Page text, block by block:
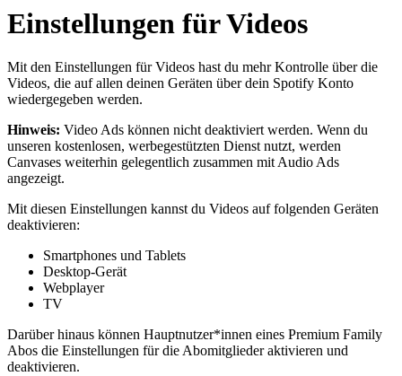
Einstellungen für Videos
Mit den Einstellungen für Videos hast du mehr Kontrolle über die
Videos, die auf allen deinen Geräten über dein Spotify Konto
wiedergegeben werden.
Hinweis: Video Ads können nicht deaktiviert werden. Wenn du
unseren kostenlosen, werbegestützten Dienst nutzt, werden
Canvases weiterhin gelegentlich zusammen mit Audio Ads
angezeigt.
Mit diesen Einstellungen kannst du Videos auf folgenden Geräten
deaktivieren:
Smartphones und Tablets
Desktop-Gerät
Webplayer
TV
Darüber hinaus können Hauptnutzer*innen eines Premium Family
Abos die Einstellungen für die Abomitglieder aktivieren und
deaktivieren.